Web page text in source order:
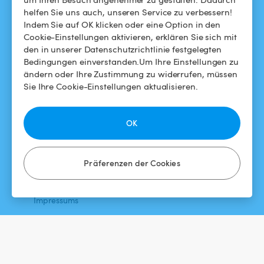
helfen Sie uns auch, unseren Service zu verbessern!
Indem Sie auf OK klicken oder eine Option in den
Cookie-Einstellungen aktivieren, erklären Sie sich mit
den in unserer Datenschutzrichtlinie festgelegten
Bedingungen einverstanden.Um Ihre Einstellungen zu
ändern oder Ihre Zustimmung zu widerrufen, müssen
Sie Ihre Cookie-Einstellungen aktualisieren.
Präferenzen der Cookies
OK
Swimmy in den Medien
Das Swimmy-Abenteuer
Für Gastgeber
Meinen Pool vermieten
So funktioniert's
Allgemeine
Geschäftsbedingungen
Datenschutzbestimmungen
Impressums
Instagram